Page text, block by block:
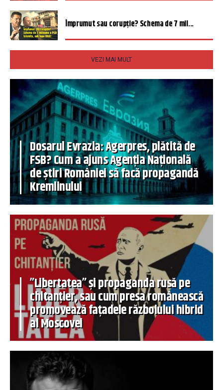
Împrumut sau corupție? Schema de 7 mil...
VEZI MAI MULT
Dosarul Evrazia: Agerpres, plătită de
FSB? Cum a ajuns Agenția Națională
de știri României să facă propagandă
Kremlinului
”Libertatea” și propaganda rusă pe
chitanțier, sau cum presa românească
promovează fațadele războiului hibrid
al Moscovei